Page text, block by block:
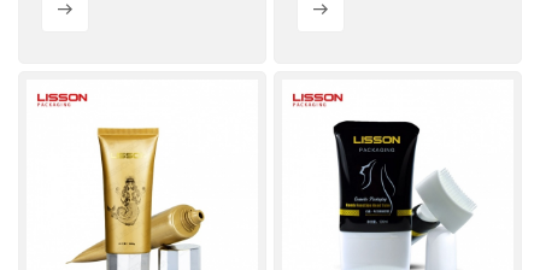
con boquilla larga.